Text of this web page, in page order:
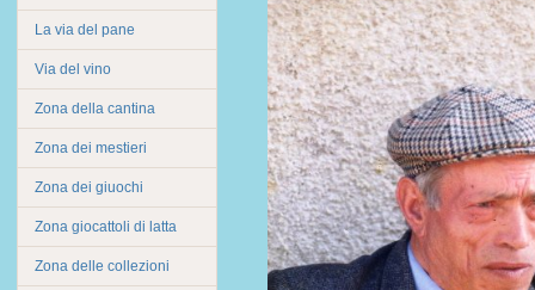
La via del pane
Via del vino
Zona della cantina
Zona dei mestieri
Zona dei giuochi
Zona giocattoli di latta
Zona delle collezioni